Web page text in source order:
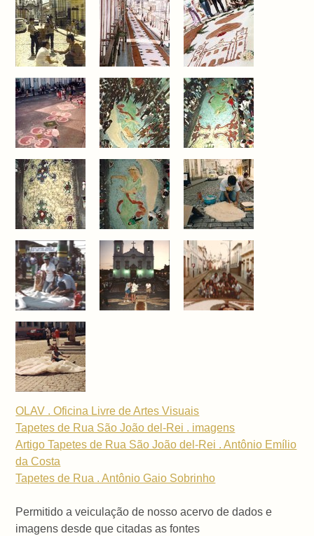
OLAV . Oficina Livre de Artes Visuais
Tapetes de Rua São João del-Rei . imagens
Artigo Tapetes de Rua São João del-Rei . Antônio Emílio
da Costa
Tapetes de Rua . Antônio Gaio Sobrinho
Permitido a veiculação de nosso acervo de dados e
imagens desde que citadas as fontes